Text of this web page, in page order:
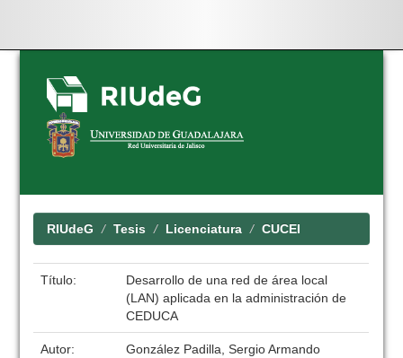
Skip
navigation
RIUdeG Tesis Licenciatura CUCEI
Título:
Desarrollo de una red de área local
(LAN) aplicada en la administración de
CEDUCA
Autor:
González Padilla, Sergio Armando